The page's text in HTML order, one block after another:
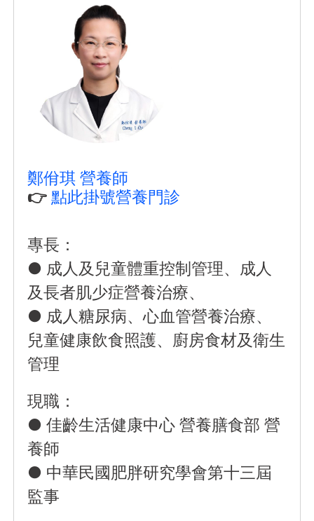
鄭佾琪 營養師
👉點此掛號營養門診
專長：
● 成人及兒童體重控制管理、成人
及長者肌少症營養治療、
● 成人糖尿病、心血管營養治療、
兒童健康飲食照護、廚房食材及衛生
管理
現職：
● 佳齡生活健康中心 營養膳食部 營
養師
● 中華民國肥胖研究學會第十三屆
監事